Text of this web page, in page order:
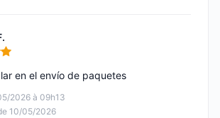
5
2026 à 09h13
10/05/2026
en el envío de paquetes